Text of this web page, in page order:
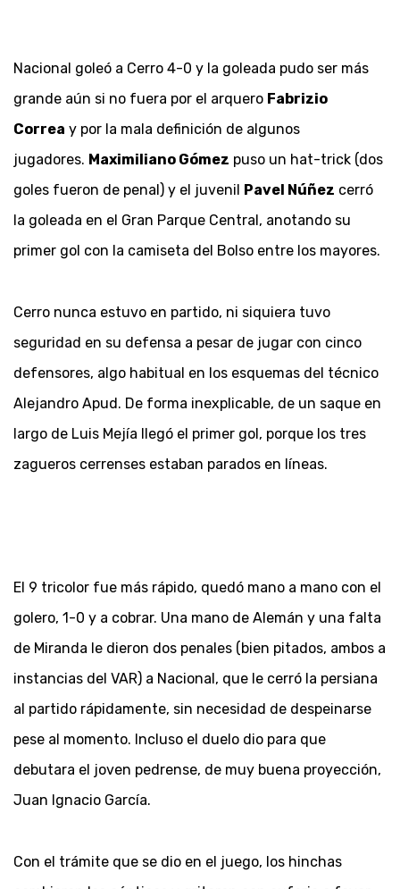
Nacional goleó a Cerro 4-0 y la goleada pudo ser más
grande aún si no fuera por el arquero Fabrizio
Correa y por la mala definición de algunos
jugadores. Maximiliano Gómez puso un hat-trick (dos
goles fueron de penal) y el juvenil Pavel Núñez cerró
la goleada en el Gran Parque Central, anotando su
primer gol con la camiseta del Bolso entre los mayores.
Cerro nunca estuvo en partido, ni siquiera tuvo
seguridad en su defensa a pesar de jugar con cinco
defensores, algo habitual en los esquemas del técnico
Alejandro Apud. De forma inexplicable, de un saque en
largo de Luis Mejía llegó el primer gol, porque los tres
zagueros cerrenses estaban parados en líneas.
El 9 tricolor fue más rápido, quedó mano a mano con el
golero, 1-0 y a cobrar. Una mano de Alemán y una falta
de Miranda le dieron dos penales (bien pitados, ambos a
instancias del VAR) a Nacional, que le cerró la persiana
al partido rápidamente, sin necesidad de despeinarse
pese al momento. Incluso el duelo dio para que
debutara el joven pedrense, de muy buena proyección,
Juan Ignacio García.
Con el trámite que se dio en el juego, los hinchas